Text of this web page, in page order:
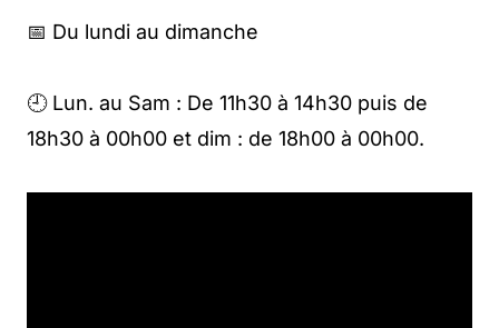
📅 Du lundi au dimanche
🕘 Lun. au Sam : De 11h30 à 14h30 puis de
18h30 à 00h00 et dim : de 18h00 à 00h00.